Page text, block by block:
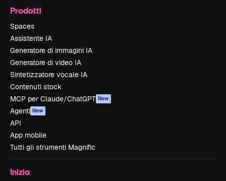
Prodotti
Spaces
Assistente IA
Generatore di immagini IA
Generatore di video IA
Sintetizzatore vocale IA
Contenuti stock
MCP per Claude/ChatGPT New
Agenti New
API
App mobile
Tutti gli strumenti Magnific
Inizia